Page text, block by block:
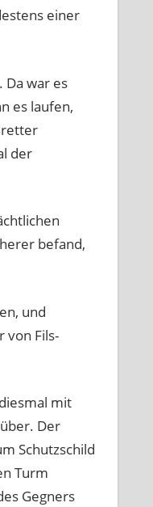
einer
Da war es
es laufen,
der
befand,
und
von Fils-
mit
Der
Schutzschild
Turm
Gegners